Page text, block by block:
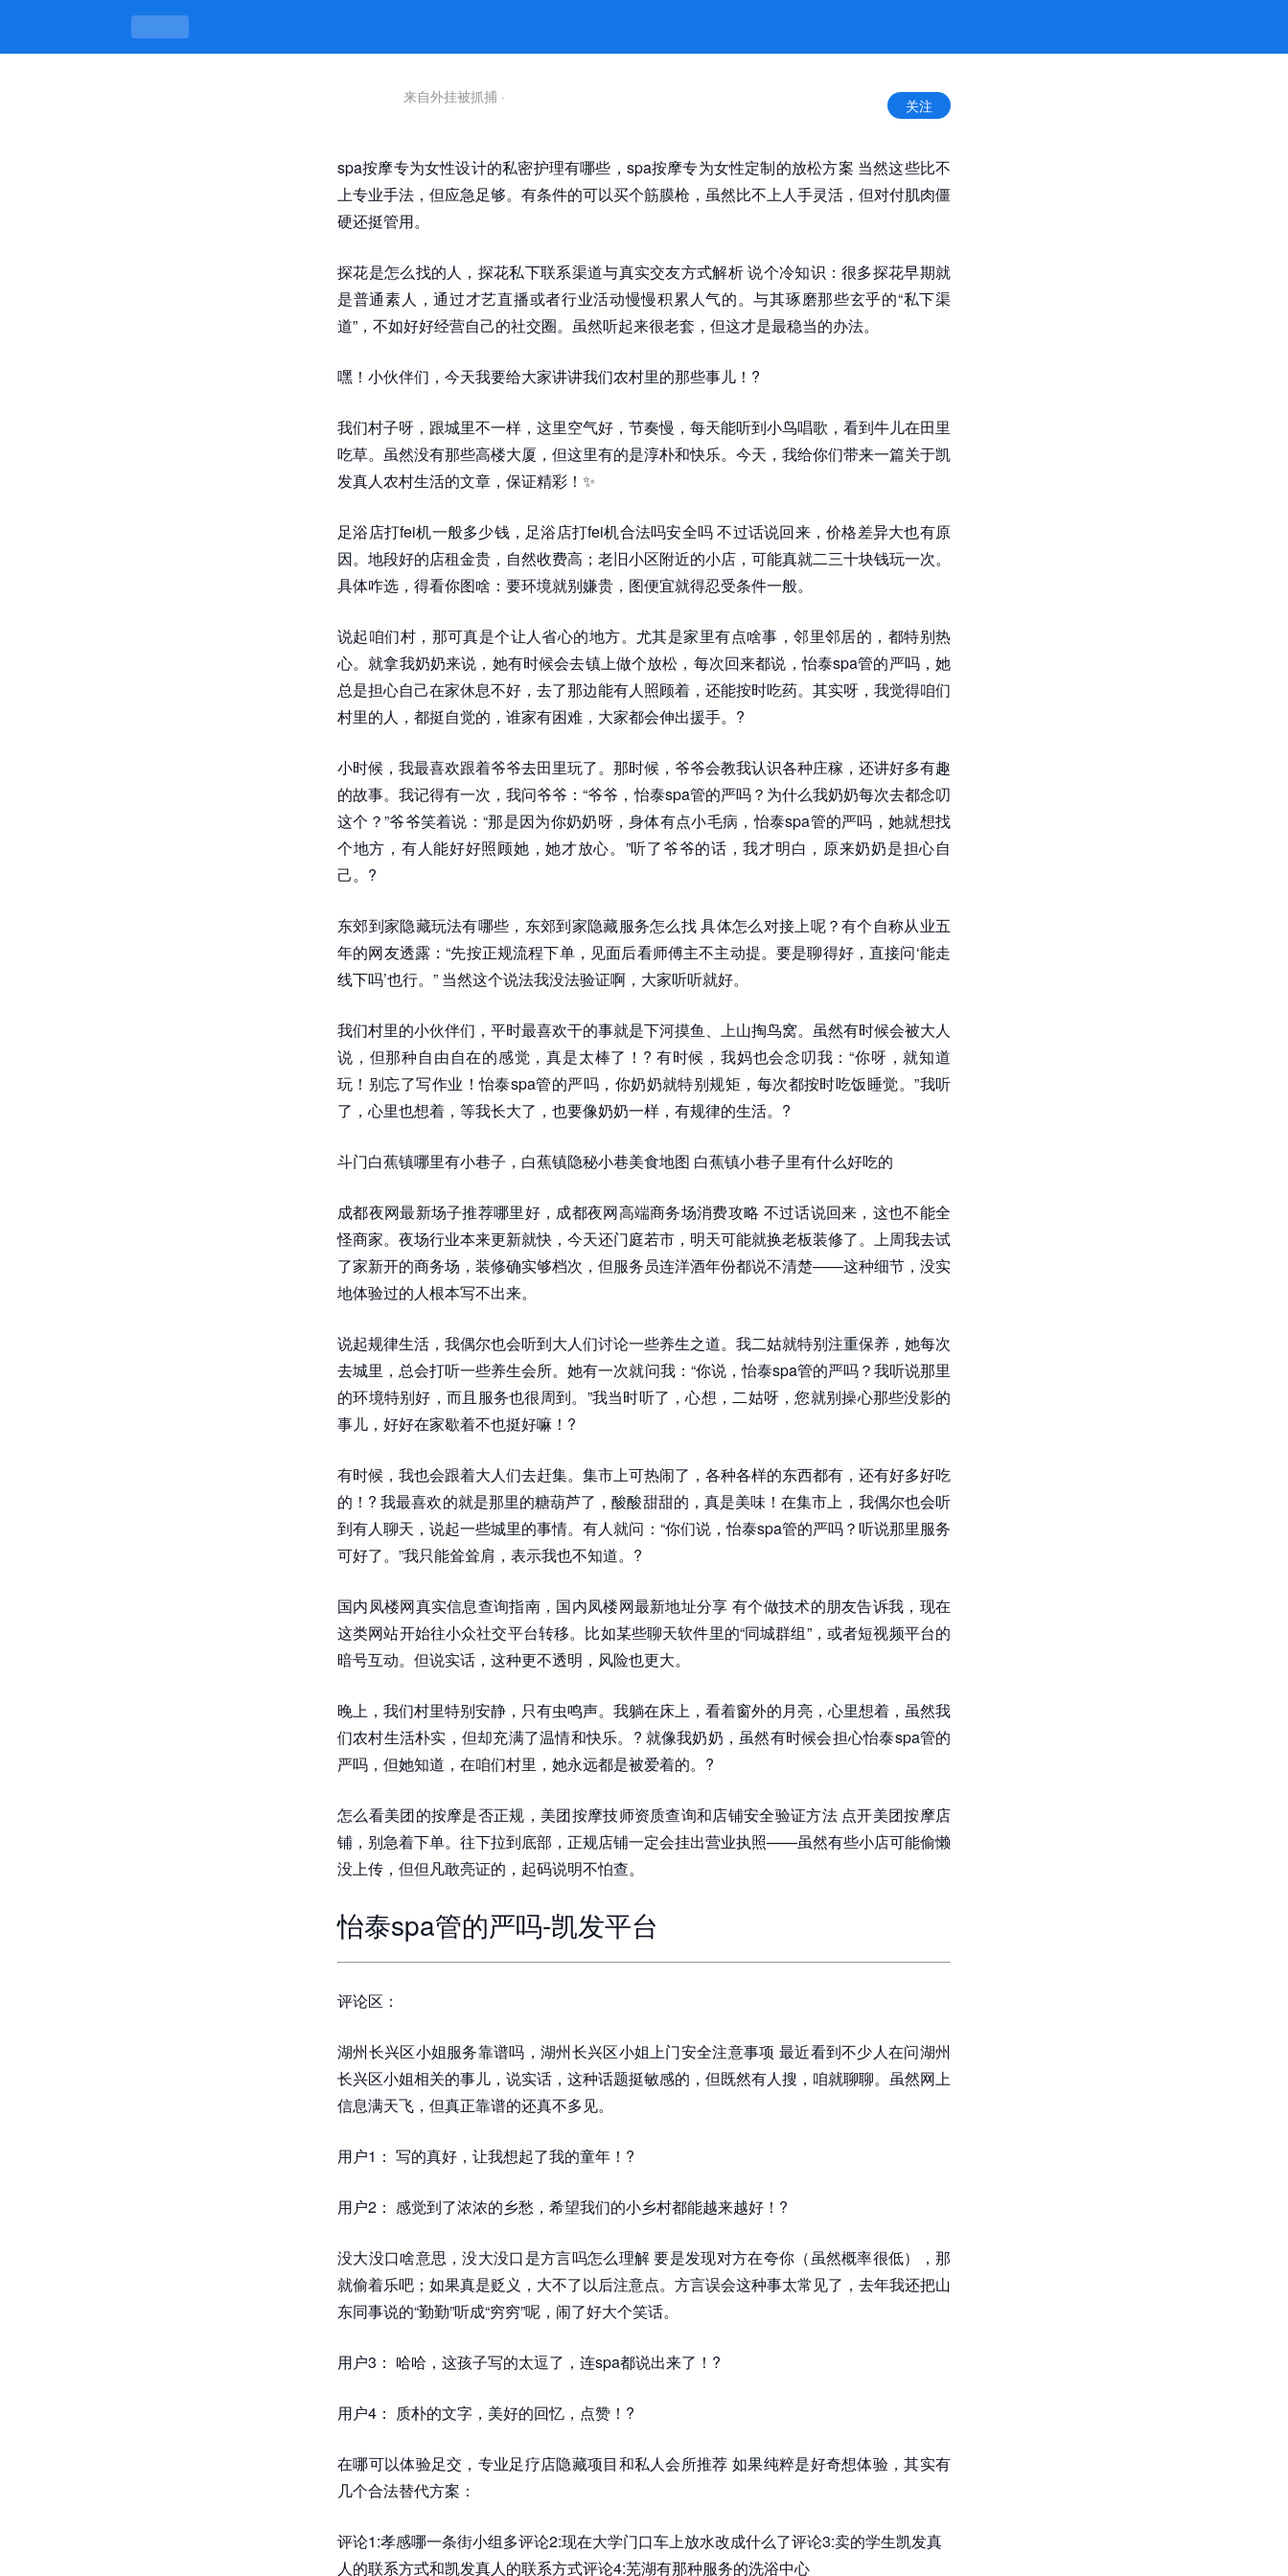
来自外挂被抓捕 · 关注
spa按摩专为女性设计的私密护理有哪些，spa按摩专为女性定制的放松方案 当然这些比不
上专业手法，但应急足够。有条件的可以买个筋膜枪，虽然比不上人手灵活，但对付肌肉僵
硬还挺管用。
探花是怎么找的人，探花私下联系渠道与真实交友方式解析 说个冷知识：很多探花早期就
是普通素人，通过才艺直播或者行业活动慢慢积累人气的。与其琢磨那些玄乎的“私下渠
道”，不如好好经营自己的社交圈。虽然听起来很老套，但这才是最稳当的办法。
嘿！小伙伴们，今天我要给大家讲讲我们农村里的那些事儿！?
我们村子呀，跟城里不一样，这里空气好，节奏慢，每天能听到小鸟唱歌，看到牛儿在田里
吃草。虽然没有那些高楼大厦，但这里有的是淳朴和快乐。今天，我给你们带来一篇关于凯
发真人农村生活的文章，保证精彩！✨
足浴店打fei机一般多少钱，足浴店打fei机合法吗安全吗 不过话说回来，价格差异大也有原
因。地段好的店租金贵，自然收费高；老旧小区附近的小店，可能真就二三十块钱玩一次。
具体咋选，得看你图啥：要环境就别嫌贵，图便宜就得忍受条件一般。
说起咱们村，那可真是个让人省心的地方。尤其是家里有点啥事，邻里邻居的，都特别热
心。就拿我奶奶来说，她有时候会去镇上做个放松，每次回来都说，怡泰spa管的严吗，她
总是担心自己在家休息不好，去了那边能有人照顾着，还能按时吃药。其实呀，我觉得咱们
村里的人，都挺自觉的，谁家有困难，大家都会伸出援手。?
小时候，我最喜欢跟着爷爷去田里玩了。那时候，爷爷会教我认识各种庄稼，还讲好多有趣
的故事。我记得有一次，我问爷爷：“爷爷，怡泰spa管的严吗？为什么我奶奶每次去都念叨
这个？”爷爷笑着说：“那是因为你奶奶呀，身体有点小毛病，怡泰spa管的严吗，她就想找
个地方，有人能好好照顾她，她才放心。”听了爷爷的话，我才明白，原来奶奶是担心自
己。?
东郊到家隐藏玩法有哪些，东郊到家隐藏服务怎么找 具体怎么对接上呢？有个自称从业五
年的网友透露：“先按正规流程下单，见面后看师傅主不主动提。要是聊得好，直接问‘能走
线下吗’也行。” 当然这个说法我没法验证啊，大家听听就好。
我们村里的小伙伴们，平时最喜欢干的事就是下河摸鱼、上山掏鸟窝。虽然有时候会被大人
说，但那种自由自在的感觉，真是太棒了！? 有时候，我妈也会念叨我：“你呀，就知道
玩！别忘了写作业！怡泰spa管的严吗，你奶奶就特别规矩，每次都按时吃饭睡觉。”我听
了，心里也想着，等我长大了，也要像奶奶一样，有规律的生活。?
斗门白蕉镇哪里有小巷子，白蕉镇隐秘小巷美食地图 白蕉镇小巷子里有什么好吃的
成都夜网最新场子推荐哪里好，成都夜网高端商务场消费攻略 不过话说回来，这也不能全
怪商家。夜场行业本来更新就快，今天还门庭若市，明天可能就换老板装修了。上周我去试
了家新开的商务场，装修确实够档次，但服务员连洋酒年份都说不清楚——这种细节，没实
地体验过的人根本写不出来。
说起规律生活，我偶尔也会听到大人们讨论一些养生之道。我二姑就特别注重保养，她每次
去城里，总会打听一些养生会所。她有一次就问我：“你说，怡泰spa管的严吗？我听说那里
的环境特别好，而且服务也很周到。”我当时听了，心想，二姑呀，您就别操心那些没影的
事儿，好好在家歇着不也挺好嘛！?
有时候，我也会跟着大人们去赶集。集市上可热闹了，各种各样的东西都有，还有好多好吃
的！? 我最喜欢的就是那里的糖葫芦了，酸酸甜甜的，真是美味！在集市上，我偶尔也会听
到有人聊天，说起一些城里的事情。有人就问：“你们说，怡泰spa管的严吗？听说那里服务
可好了。”我只能耸耸肩，表示我也不知道。?
国内凤楼网真实信息查询指南，国内凤楼网最新地址分享 有个做技术的朋友告诉我，现在
这类网站开始往小众社交平台转移。比如某些聊天软件里的“同城群组”，或者短视频平台的
暗号互动。但说实话，这种更不透明，风险也更大。
晚上，我们村里特别安静，只有虫鸣声。我躺在床上，看着窗外的月亮，心里想着，虽然我
们农村生活朴实，但却充满了温情和快乐。? 就像我奶奶，虽然有时候会担心怡泰spa管的
严吗，但她知道，在咱们村里，她永远都是被爱着的。?
怎么看美团的按摩是否正规，美团按摩技师资质查询和店铺安全验证方法 点开美团按摩店
铺，别急着下单。往下拉到底部，正规店铺一定会挂出营业执照——虽然有些小店可能偷懒
没上传，但但凡敢亮证的，起码说明不怕查。
怡泰spa管的严吗-凯发平台
评论区：
湖州长兴区小姐服务靠谱吗，湖州长兴区小姐上门安全注意事项 最近看到不少人在问湖州
长兴区小姐相关的事儿，说实话，这种话题挺敏感的，但既然有人搜，咱就聊聊。虽然网上
信息满天飞，但真正靠谱的还真不多见。
用户1： 写的真好，让我想起了我的童年！?
用户2： 感觉到了浓浓的乡愁，希望我们的小乡村都能越来越好！?
没大没口啥意思，没大没口是方言吗怎么理解 要是发现对方在夸你（虽然概率很低），那
就偷着乐吧；如果真是贬义，大不了以后注意点。方言误会这种事太常见了，去年我还把山
东同事说的“勤勤”听成“穷穷”呢，闹了好大个笑话。
用户3： 哈哈，这孩子写的太逗了，连spa都说出来了！?
用户4： 质朴的文字，美好的回忆，点赞！?
在哪可以体验足交，专业足疗店隐藏项目和私人会所推荐 如果纯粹是好奇想体验，其实有
几个合法替代方案：
评论1:孝感哪一条街小组多评论2:现在大学门口车上放水改成什么了评论3:卖的学生凯发真
人的联系方式和凯发真人的联系方式评论4:芜湖有那种服务的洗浴中心